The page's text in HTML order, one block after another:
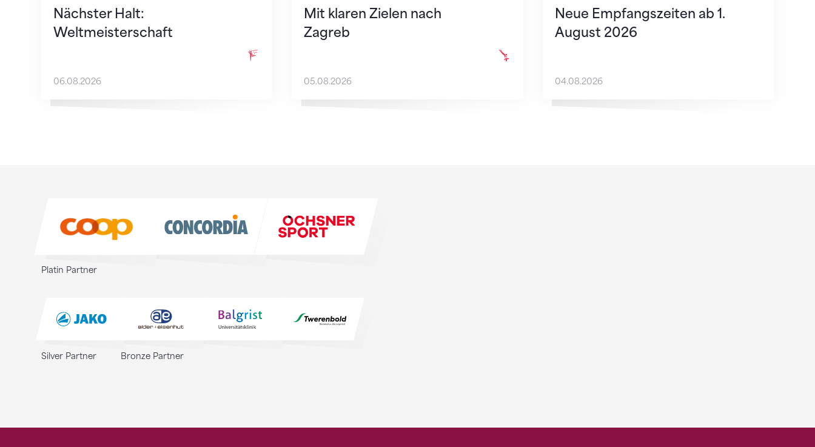
Nächster Halt:
Weltmeisterschaft
06.08.2026
Mit klaren Zielen nach
Zagreb
05.08.2026
Neue Empfangszeiten ab 1.
August 2026
04.08.2026
Platin Partner
Silver Partner Bronze Partner